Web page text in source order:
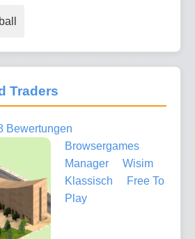
Traders
Bewertungen
Browsergames
Manager
Wisim
Klassisch
Free To
Play